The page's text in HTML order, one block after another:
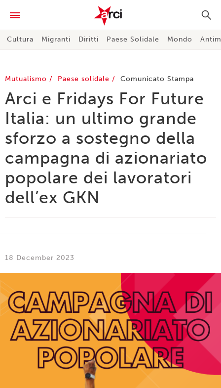
Cultura Migranti Diritti Paese Solidale Mondo
Mutualismo Paese solidale Comunicato Stampa
Arci e Fridays For Future
Italia: un ultimo grande
sforzo a sostegno della
campagna di azionariato
popolare dei lavoratori
dell’ex GKN
18 December 2023